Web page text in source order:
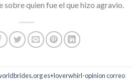
sobre quien fue el que hizo agravio.
es+loverwhirl-opinion correo